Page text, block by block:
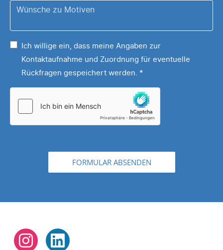
Tassen,
...
Wünsche
Ihrem
MotivIch willige ein, dass meine Angaben zur
Kontaktaufnahme und Zuordnung für eventuelle
Rückfragen gespeichert werden. *
FORMULAR ABSENDEN
Instagram LinkedIn